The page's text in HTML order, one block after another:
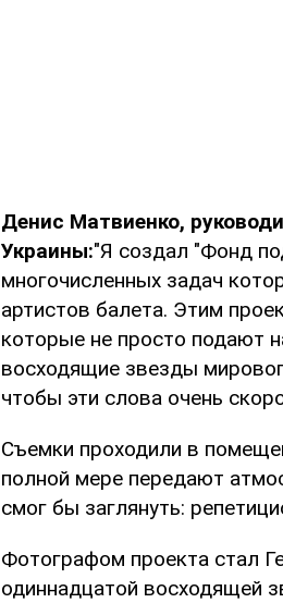
Денис Матвиенко,
Украины:"Я создал "Фонд
многочисленных задач
артистов балета. Этим
которые не просто подают
восходящие звезды
чтобы эти слова очень
Съемки проходили в
полной мере передают
смог бы заглянуть:
Фотографом проекта стал
одиннадцатой восходящей